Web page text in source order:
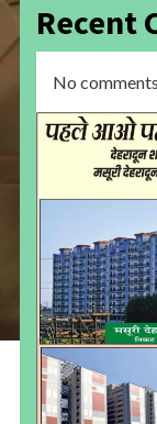
Recent
No